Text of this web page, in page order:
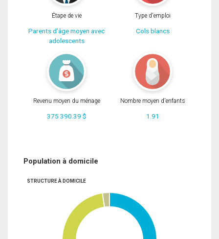
Étape de vie
Parents d'âge moyen avec
adolescents
Type d'emploi
Cols blancs
Revenu moyen du ménage
375 390.39 $
Nombre moyen d'enfants
1.91
Population à domicile
STRUCTURE À DOMICILE